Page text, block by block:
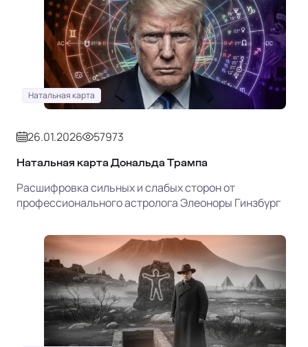
Натальная карта
26.01.2026 57973
Натальная карта Дональда Трампа
Расшифровка сильных и слабых сторон от
профессионального астролога Элеоноры Гинзбург